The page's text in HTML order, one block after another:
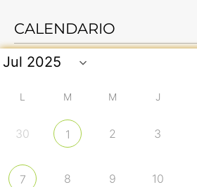
CALENDARIO
L M M J
30 1 2 3
7 8 9 10